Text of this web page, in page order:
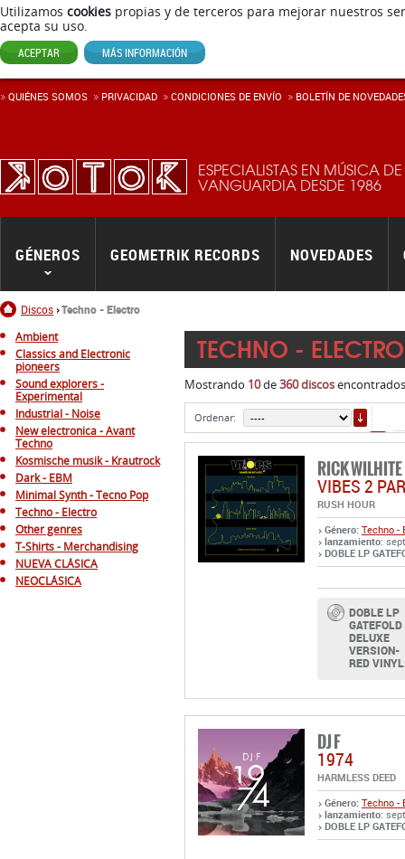
Utilizamos cookies propias y de terceros para mejorar nuestros
acepta su uso.
ACEPTAR MÁS INFORMACIÓN
ESPECIALISTAS EN MÚSICA DE
VANGUARDIA DESDE 1986
Inicio
Discos Techno - Electro
GÉNEROS GEOMETRIK RECORDS NOVEDADES
QUIÉNES SOMOS PRIVACIDAD CONDICIONES DE ENVÍ­O BOLETÍN DE
Ambient
Classics and Electronic
pioneers
Sound explorers -
Experimental
Industrial - Noise
New electronica - Avant
Techno
Kosmische musik - Krautrock
Dark - EBM
Minimal Synth - Tecno Pop
Techno - Electro
Other genres
T-Shirts - Merchandising
NUEVA CLÁSICA
NEOCLÁSICA
TECHNO - ELECTRO
Mostrando 10de360 discos
Ordenar:
RICK WILHITE
VIBES 2
RUSH HOUR
Género: Techno -
lanzamiento:
DOBLE LP
DOBLE LP
GATEFOLD
DELUXE
VERSION-
RED
DJ F
1974
HARMLESS DEED
Género: Techno -
lanzamiento:
DOBLE LP